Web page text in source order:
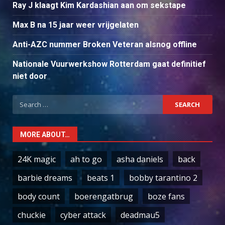
Ray J klaagt Kim Kardashian aan om sekstape
Max B na 15 jaar weer vrijgelaten
Anti-AZC nummer Broken Veteran alsnog offline
Nationale Vuurwerkshow Rotterdam gaat definitief
niet door
Search
for:
MORE ABOUT…
24K magic ah to go asha daniels
back
barbie dreams
beats 1
bobby tarantino 2
body count
boerengatbrug
boze fans
chuckie
cyber attack
deadmau5